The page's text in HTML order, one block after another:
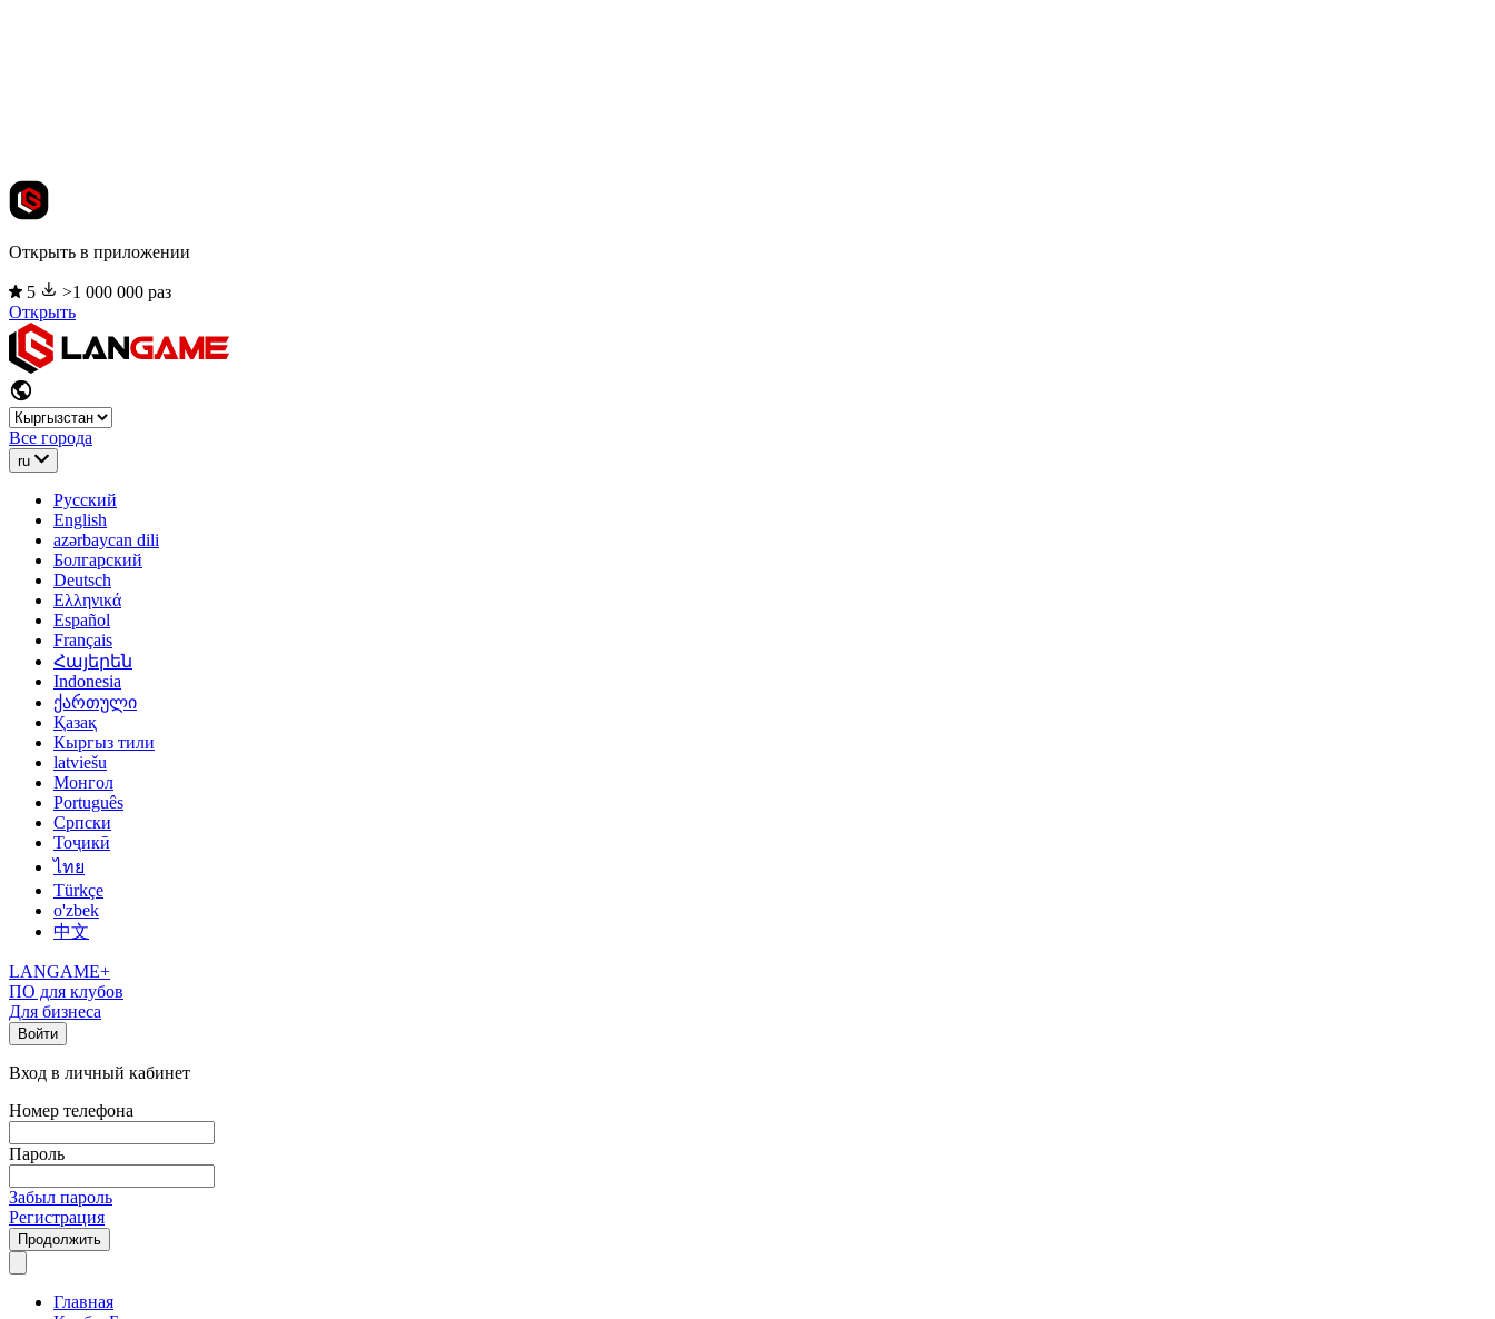
Открыть в приложении
5
>1 000 000 раз
Открыть
Все города
ru
Русский
English
azərbaycan dili
Болгарский
Deutsch
Ελληνικά
Español
Français
Հայերեն
Indonesia
ქართული
Қазақ
Кыргыз тили
latviešu
Монгол
Português
Српски
Тоҷикӣ
ไทย
Türkçe
o'zbek
中文
LANGAME+
ПО для клубов
Для бизнеса
Войти
Вход в личный кабинет
Номер телефона
Пароль
Забыл пароль
Регистрация
Продолжить
Главная